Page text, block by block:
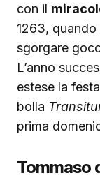
con il
1263,
sgorgare
L’anno
estese la
bolla
prima
Tommaso